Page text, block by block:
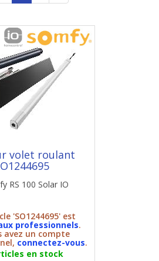
volet roulant
RS 100 Solar IO
'SO1244695' est
professionnels.
avez un compte
connectez-vous.
en stock